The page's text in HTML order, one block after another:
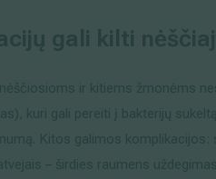
gali kilti
ir kitiems žmonėms
kuri gali pereiti į bakterijų
Kitos galimos
– širdies raumens